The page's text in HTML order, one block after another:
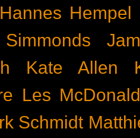
Hannes Hempel
Kate Allen
Les
Schmidt